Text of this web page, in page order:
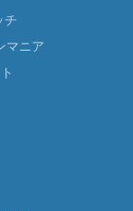
チ
マニア